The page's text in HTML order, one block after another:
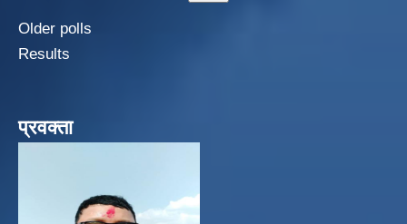
Older polls
Results
प्रवक्ता